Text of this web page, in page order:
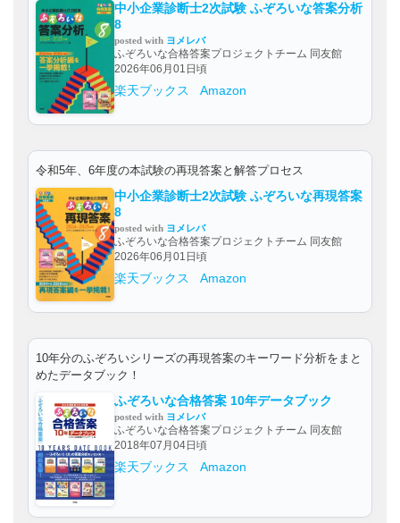
中小企業診断士2次試験 ふぞろいな答案分析
8
posted with ヨメレバ
ふぞろいな合格答案プロジェクトチーム 同友館
2026年06月01日頃
楽天ブックス Amazon
令和5年、6年度の本試験の再現答案と解答プロセス
中小企業診断士2次試験 ふぞろいな再現答案
8
posted with ヨメレバ
ふぞろいな合格答案プロジェクトチーム 同友館
2026年06月01日頃
楽天ブックス Amazon
10年分のふぞろいシリーズの再現答案のキーワード分析をまと
めたデータブック！
ふぞろいな合格答案 10年データブック
posted with ヨメレバ
ふぞろいな合格答案プロジェクトチーム 同友館
2018年07月04日頃
楽天ブックス Amazon